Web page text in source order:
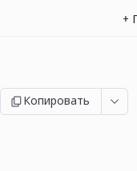
+
Копировать